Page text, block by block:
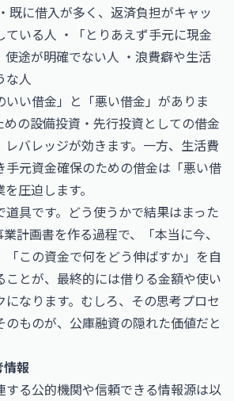
既に借入が多く、返済負担がキャッ
ている人 ・「とりあえず手元に現金
使途が明確でない人 ・浪費癖や生活
な人
い借金」と「悪い借金」がありま
めの設備投資・先行投資としての借金
バレッジが効きます。一方、生活費
手元資金確保のための借金は「悪い借
圧迫します。
具です。どう使うかで結果はまった
計画書を作る過程で、「本当に今、
「この資金で何をどう伸ばすか」を自
ことが、最終的には借りる金額や使い
なります。むしろ、その思考プロセ
のものが、公庫融資の隠れた価値だと
情報
する公的機関や信頼できる情報源は以